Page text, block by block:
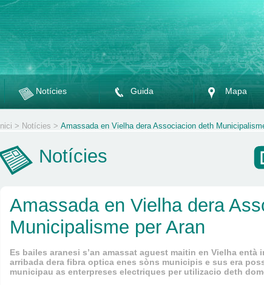
Notícies Guida Mapa
Inici > Notícies > Amassada en Vielha dera Associacion deth
Notícies
Amassada en Vielha dera
Municipalisme per Aran
Es bailes aranesi s’an amassat aguest maitin en Vielha entà
arribada dera fibra optica enes sòns municipis e sus era
municipau as enterpreses electriques per utilizacio deth